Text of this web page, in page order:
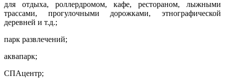
для отдыха, роллердромом, кафе, рестораном, лыжными
трассами, прогулочными дорожками, этнографической
деревней и т.д.;
парк развлечений;
аквапарк;
СПАцентр;